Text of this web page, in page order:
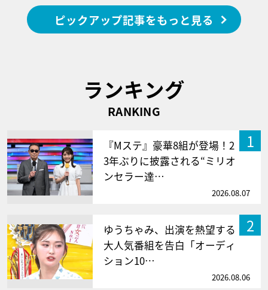
ピックアップ記事をもっと見る
ランキング
RANKING
1
『Mステ』豪華8組が登場！2
3年ぶりに披露される“ミリオ
ンセラー達…
2026.08.07
2
ゆうちゃみ、出演を熱望する
大人気番組を告白「オーディ
ション10…
2026.08.06